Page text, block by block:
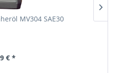
MV304 SAE30
€ *